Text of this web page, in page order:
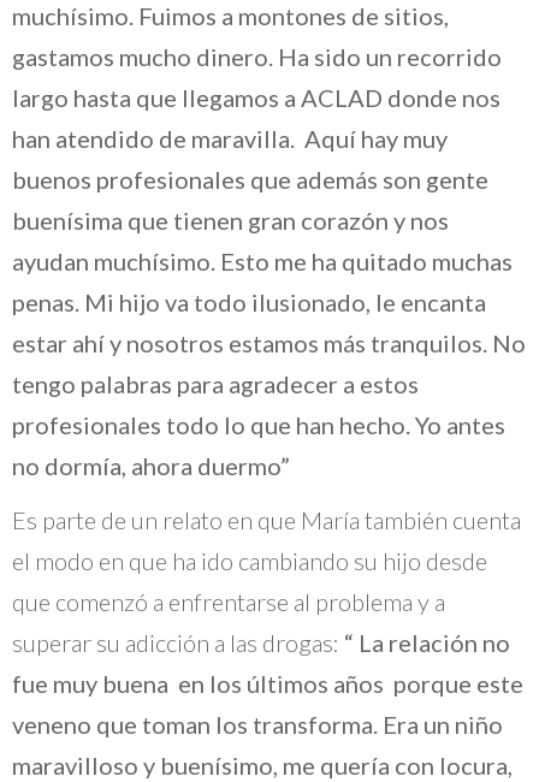
muchísimo. Fuimos a montones de sitios,
gastamos mucho dinero. Ha sido un recorrido
largo hasta que llegamos a ACLAD donde nos
han atendido de maravilla. Aquí hay muy
buenos profesionales que además son gente
buenísima que tienen gran corazón y nos
ayudan muchísimo. Esto me ha quitado muchas
penas. Mi hijo va todo ilusionado, le encanta
estar ahí y nosotros estamos más tranquilos. No
tengo palabras para agradecer a estos
profesionales todo lo que han hecho. Yo antes
no dormía, ahora duermo”
Es parte de un relato en que María también cuenta
el modo en que ha ido cambiando su hijo desde
que comenzó a enfrentarse al problema y a
superar su adicción a las drogas: “ La relación no
fue muy buena en los últimos años porque este
veneno que toman los transforma. Era un niño
maravilloso y buenísimo, me quería con locura,